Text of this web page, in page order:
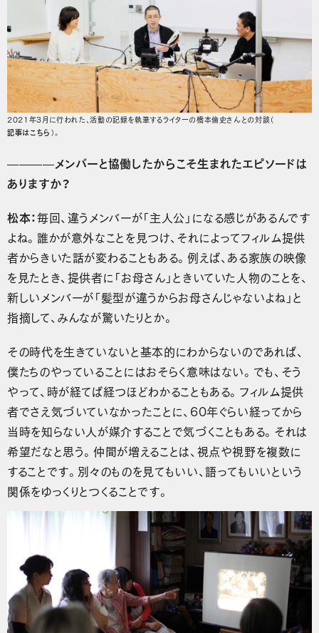
2021年3月に行われた、活動の記録を執筆するライターの橋本倫史さんとの対談（
記事はこちら）。
————メンバーと協働したからこそ生まれたエピソードは
ありますか？
松本：毎回、違うメンバーが「主人公」になる感じがあるんです
よね。誰かが意外なことを見つけ、それによってフィルム提供
者からきいた話が変わることもある。例えば、ある家族の映像
を見たとき、提供者に「お母さん」ときいていた人物のことを、
新しいメンバーが「髪型が違うからお母さんじゃないよね」と
指摘して、みんなが驚いたりとか。
その時代を生きていないと基本的にわからないのであれば、
僕たちのやっていることにはおそらく意味はない。でも、そう
やって、時が経てば経つほどわかることもある。フィルム提供
者でさえ気づいていなかったことに、60年ぐらい経ってから
当時を知らない人が媒介することで気づくこともある。それは
希望だなと思う。仲間が増えることは、視点や視野を複数に
することです。別々のものを見てもいい、語ってもいいという
関係をゆっくりとつくることです。